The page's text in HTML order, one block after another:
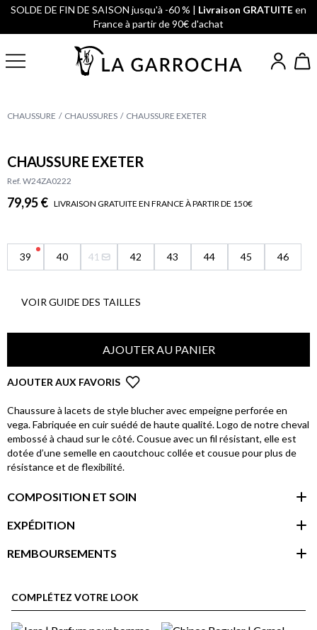
SOLDE DE FIN DE SAISON jusqu'à -60 % | Livraison GRATUITEen
France à partir de 90€ d'achat
CHAUSSURE CHAUSSURES CHAUSSURE EXETER
CHAUSSURE EXETER
Ref. W24ZA0222
79,95 € LIVRAISON GRATUITE EN FRANCE À PARTIR DE 150€
39 40 41 42 43 44 45 46
VOIR GUIDE DES TAILLES
AJOUTER AU PANIER
AJOUTER AUX FAVORIS
Chaussure à lacets de style blucher avec empeigne perforée en
vega. Fabriquée en cuir suédé de haute qualité. Logo de notre cheval
embossé à chaud sur le côté. Cousue avec un fil résistant, elle est
dotée d’une semelle en caoutchouc collée et cousue pour plus de
résistance et de flexibilité.
COMPOSITION ET SOIN
EXPÉDITION
REMBOURSEMENTS
COMPLÉTEZ VOTRE LOOK